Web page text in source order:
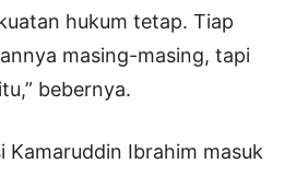
hukum tetap. Tiap
masing-masing, tapi
bebernya.
Kamaruddin Ibrahim masuk